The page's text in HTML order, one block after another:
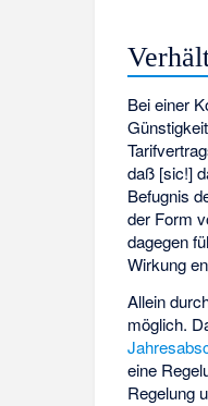
Bei einer
daß [sic!]
Befugnis
der Form
dagegen
Wirkung
Allein
möglich.
eine
Regelung